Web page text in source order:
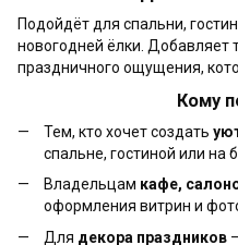
Подойдёт для спальни,
новогодней ёлки. Добавляет
праздничного ощущения,
Кому
Тем, кто хочет создать
спальне, гостиной или на
Владельцам кафе,
оформления витрин и
Для декора праздников